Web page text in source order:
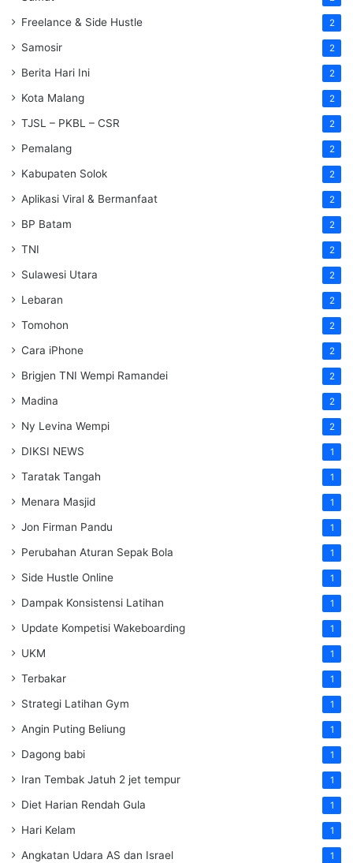
Freelance & Side Hustle 2
Samosir 2
Berita Hari Ini 2
Kota Malang 2
TJSL – PKBL – CSR 2
Pemalang 2
Kabupaten Solok 2
Aplikasi Viral & Bermanfaat 2
BP Batam 2
TNI 2
Sulawesi Utara 2
Lebaran 2
Tomohon 2
Cara iPhone 2
Brigjen TNI Wempi Ramandei 2
Madina 2
Ny Levina Wempi 2
DIKSI NEWS 1
Taratak Tangah 1
Menara Masjid 1
Jon Firman Pandu 1
Perubahan Aturan Sepak Bola 1
Side Hustle Online 1
Dampak Konsistensi Latihan 1
Update Kompetisi Wakeboarding 1
UKM 1
Terbakar 1
Strategi Latihan Gym 1
Angin Puting Beliung 1
Dagong babi 1
Iran Tembak Jatuh 2 jet tempur 1
Diet Harian Rendah Gula 1
Hari Kelam 1
Angkatan Udara AS dan Israel 1